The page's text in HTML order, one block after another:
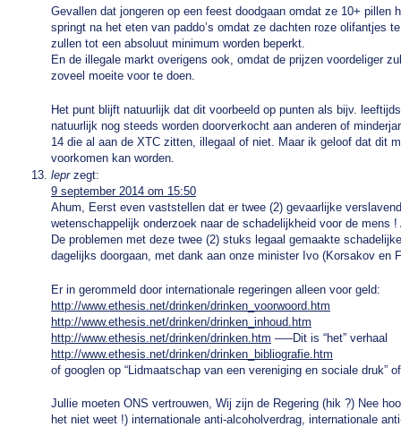
Gevallen dat jongeren op een feest doodgaan omdat ze 10+ pillen
springt na het eten van paddo’s omdat ze dachten roze olifantjes
zullen tot een absoluut minimum worden beperkt.
En de illegale markt overigens ook, omdat de prijzen voordeliger
zoveel moeite voor te doen.
Het punt blijft natuurlijk dat dit voorbeeld op punten als bijv.
natuurlijk nog steeds worden doorverkocht aan anderen of
14 die al aan de XTC zitten, illegaal of niet. Maar ik geloof dat dit
voorkomen kan worden.
lepr zegt:
9 september 2014 om 15:50
Ahum, Eerst even vaststellen dat er twee (2) gevaarlijke
wetenschappelijk onderzoek naar de schadelijkheid voor de
De problemen met deze twee (2) stuks legaal gemaakte
dagelijks doorgaan, met dank aan onze minister Ivo (Korsakov en
Er in gerommeld door internationale regeringen alleen voor geld:
http://www.ethesis.net/drinken/drinken_voorwoord.htm
http://www.ethesis.net/drinken/drinken_inhoud.htm
http://www.ethesis.net/drinken/drinken.htm —–Dit is “het” verhaal
http://www.ethesis.net/drinken/drinken_bibliografie.htm
of googlen op “Lidmaatschap van een vereniging en sociale druk”
Jullie moeten ONS vertrouwen, Wij zijn de Regering (hik ?) Nee
het niet weet !) internationale anti-alcoholverdrag, internationale